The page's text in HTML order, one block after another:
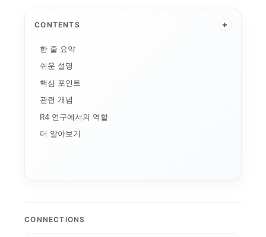
CONTENTS +
한 줄 요약
쉬운 설명
핵심 포인트
관련 개념
R4 연구에서의 역할
더 알아보기
CONNECTIONS